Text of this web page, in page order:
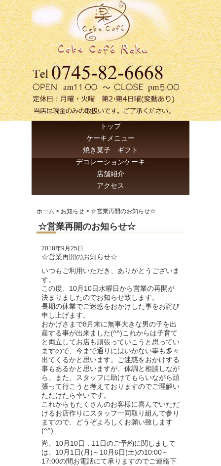
トップ
ケーキメニュー
焼き菓子 ギフト
デコレーションケーキ
店舗紹介
アクセス
ホーム > お知らせ > ☆営業再開のお知らせ☆
☆営業再開のお知らせ☆
2018年9月25日
☆営業再開のお知らせ☆
いつもご利用いただき、ありがとうございま
す。
この度、10月10日水曜日から営業の再開が
決まりましたのでお知らせ致します。
長期の休業でご迷惑をおかけした事をお詫び
申し上げます。
おかげさまで8月末に無事大きな男の子を出
産する事が出来ました(^^)これからは子育て
と両立してお店も頑張っていこうと思ってい
ますので、今まで通りにはいかない事も多々
出てくるかと思います。ご迷惑をおかけする
事もあるかと思いますが、体調と相談しなが
ら、また、スタッフに助けてもらいながら頑
張って行こうと考えておりますのでご理解い
ただけたら幸いです。
これからもたくさんのお客様に喜んでいただ
けるお店作りにスタッフ一同取り組んで参り
ますので、どうぞよろしくお願い致します
(^^)
尚、10月10日．11日のご予約に関しまして
は、10月1日(月)～10月6日(土)の10:00～
17:00の間お電話にて承りますのでご連絡下